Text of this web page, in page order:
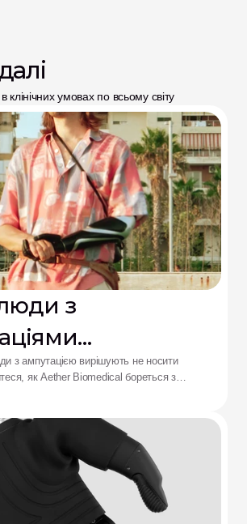
клінічних умовах по всьому світу
з
від
з ампутацією вирішують не носити
як Aether Biomedical бореться з